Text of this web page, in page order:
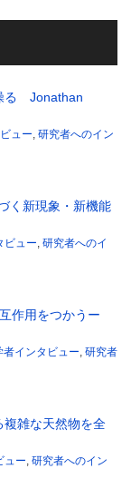
る Jonathan
ュー, 研究者へのイン
く新現象・新機能
ビュー, 研究者へのイ
作用をつかうー
者インタビュー, 研究者
雑な天然物を全
ュー, 研究者へのイン